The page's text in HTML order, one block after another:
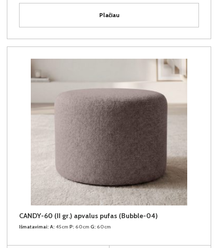
Plačiau
CANDY-60 (II gr.) apvalus pufas (Bubble-04)
Išmatavimai: A: 45cm P: 60cm G: 60cm